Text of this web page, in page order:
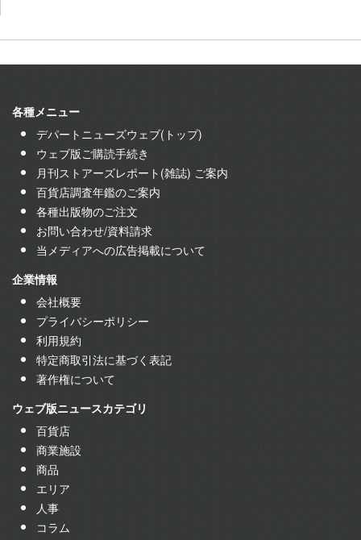
各種メニュー
デパートニューズウェブ(トップ)
ウェブ版ご購読手続き
月刊ストアーズレポート(雑誌) ご案内
百貨店調査年鑑のご案内
各種出版物のご注文
お問い合わせ/資料請求
当メディアへの広告掲載について
企業情報
会社概要
プライバシーポリシー
利用規約
特定商取引法に基づく表記
著作権について
ウェブ版ニュースカテゴリ
百貨店
商業施設
商品
エリア
人事
コラム